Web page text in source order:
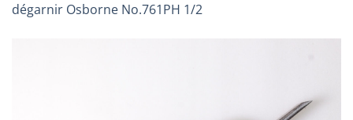
dégarnir Osborne No.761PH 1/2